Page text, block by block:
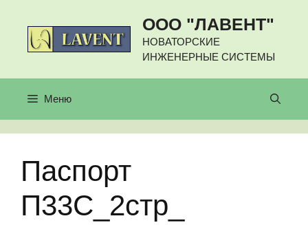
содержимому
ООО "ЛАВЕНТ"
НОВАТОРСКИЕ
ИНЖЕНЕРНЫЕ СИСТЕМЫ
Меню
Паспорт
П33С_2стр_